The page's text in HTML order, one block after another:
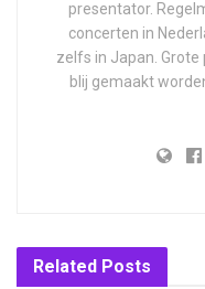
presentator.
concerten in
zelfs in Japan. Grote
blij gemaakt
Related Posts